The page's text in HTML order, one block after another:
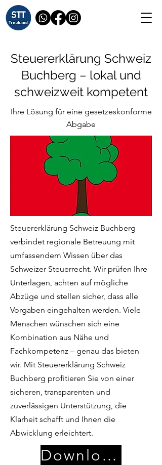
Steuererklärung Schweiz
Buchberg – lokal und
schweizweit kompetent
Ihre Lösung für eine gesetzeskonforme
Abgabe
Steuererklärung Schweiz Buchberg
verbindet regionale Betreuung mit
umfassendem Wissen über das
Schweizer Steuerrecht. Wir prüfen Ihre
Unterlagen, achten auf mögliche
Abzüge und stellen sicher, dass alle
Vorgaben eingehalten werden. Viele
Menschen wünschen sich eine
Kombination aus Nähe und
Fachkompetenz – genau das bieten
wir. Mit Steuererklärung Schweiz
Buchberg profitieren Sie von einer
sicheren, transparenten und
zuverlässigen Unterstützung, die
Klarheit schafft und Ihnen die
Abwicklung erleichtert.
Download